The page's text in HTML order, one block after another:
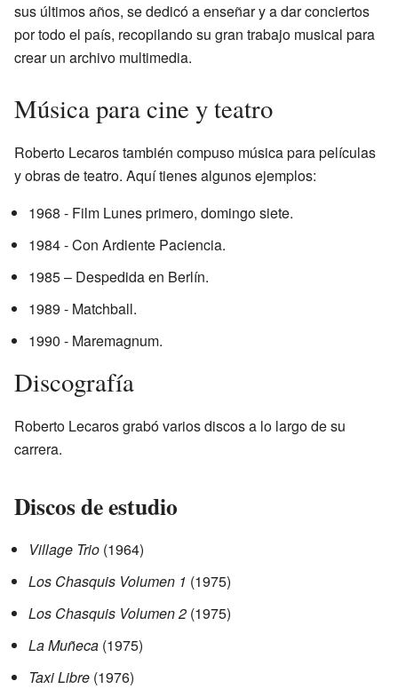
sus últimos años, se dedicó a enseñar y a dar conciertos
por todo el país, recopilando su gran trabajo musical para
crear un archivo multimedia.
Música para cine y teatro
Roberto Lecaros también compuso música para películas
y obras de teatro. Aquí tienes algunos ejemplos:
1968 - Film Lunes primero, domingo siete.
1984 - Con Ardiente Paciencia.
1985 – Despedida en Berlín.
1989 - Matchball.
1990 - Maremagnum.
Discografía
Roberto Lecaros grabó varios discos a lo largo de su
carrera.
Discos de estudio
Village Trio (1964)
Los Chasquis Volumen 1 (1975)
Los Chasquis Volumen 2 (1975)
La Muñeca (1975)
Taxi Libre (1976)